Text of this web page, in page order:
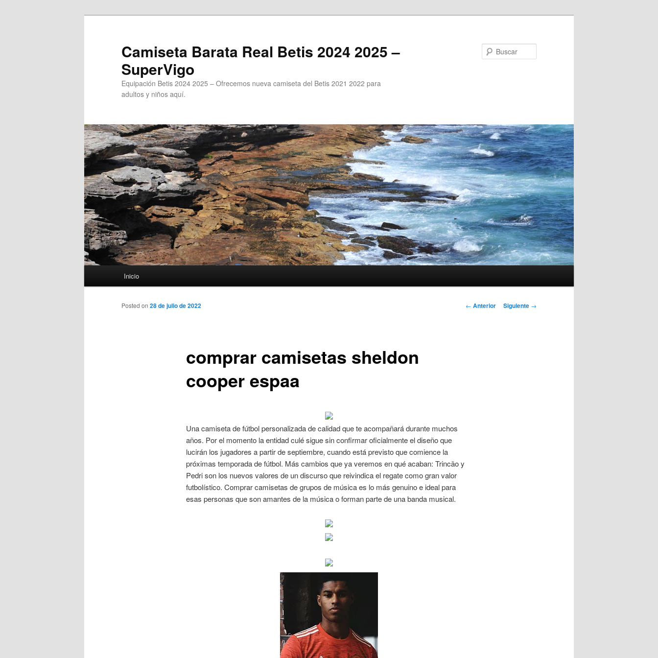
Camiseta Barata Real Betis 2024 2025 –
SuperVigo
Equipación Betis 2024 2025 – Ofrecemos nueva camiseta del Betis 2021 2022 para
adultos y niños aquí.
Inicio
Navegación
← Anterior Siguiente →
comprar camisetas sheldon
cooper espaa
Posted on 28 de julio de 2022
Una camiseta de fútbol personalizada de calidad que te acompañará durante muchos
años. Por el momento la entidad culé sigue sin confirmar oficialmente el diseño que
lucirán los jugadores a partir de septiembre, cuando está previsto que comience la
próximas temporada de fútbol. Más cambios que ya veremos en qué acaban: Trincão y
Pedri son los nuevos valores de un discurso que reivindica el regate como gran valor
futbolístico. Comprar camisetas de grupos de música es lo más genuino e ideal para
esas personas que son amantes de la música o forman parte de una banda musical.